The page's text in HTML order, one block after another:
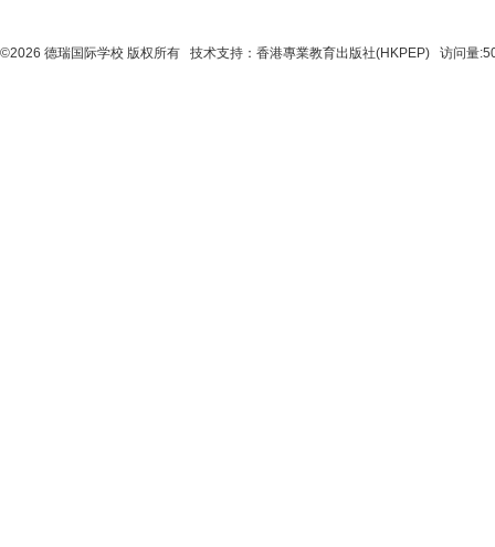
©2026 德瑞国际学校 版权所有 技术支持： 香港專業教育出版社(HKPEP) 访问量